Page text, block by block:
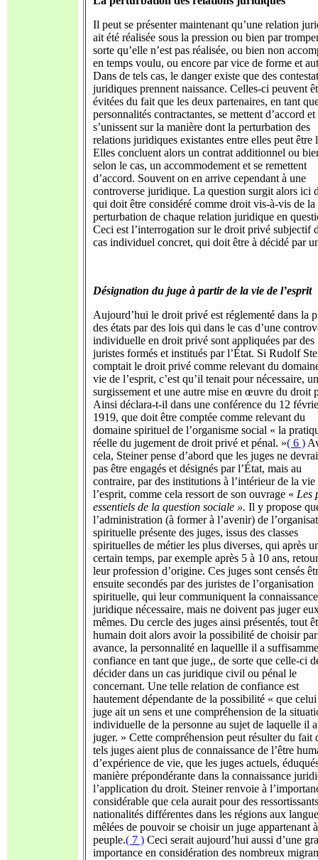
Il peut se présenter maintenant qu’une relation
ait été réalisée sous la pression ou bien par
sorte qu’elle n’est pas réalisée, ou bien non
en temps voulu, ou encore par vice de forme et
Dans de tels cas, le danger existe que des
juridiques prennent naissance. Celles-ci peuvent
évitées du fait que les deux partenaires, en tant
personnalités contractantes, se mettent d’accord et
s’unissent sur la manière dont la perturbation des
relations juridiques existantes entre elles peut être
Elles concluent alors un contrat additionnel ou
selon le cas, un accommodement et se remettent
d’accord. Souvent on en arrive cependant à une
controverse juridique. La question surgit alors ici
qui doit être considéré comme droit vis-à-vis de la
perturbation de chaque relation juridique en
Ceci est l’interrogation sur le droit privé subjectif
cas individuel concret, qui doit être à décidé par
Désignation du juge à partir de la vie de l’esprit
Aujourd’hui le droit privé est réglementé dans la
des états par des lois qui dans le cas d’une
individuelle en droit privé sont appliquées par des
juristes formés et institués par l’État. Si Rudolf
comptait le droit privé comme relevant du
vie de l’esprit, c’est qu’il tenait pour nécessaire,
surgissement et une autre mise en œuvre du droit
Ainsi déclara-t-il dans une conférence du 12
1919, que doit être comptée comme relevant du
domaine spirituel de l’organisme social « la
réelle du jugement de droit privé et pénal. »( 6 )
cela, Steiner pense d’abord que les juges ne
pas être engagés et désignés par l’État, mais au
contraire, par des institutions à l’intérieur de la vie
l’esprit, comme cela ressort de son ouvrage « Les
essentiels de la question sociale ». Il y propose
l’administration (à former à l’avenir) de
spirituelle présente des juges, issus des classes
spirituelles de métier les plus diverses, qui après
certain temps, par exemple après 5 à 10 ans,
leur profession d’origine. Ces juges sont censés
ensuite secondés par des juristes de l’organisation
spirituelle, qui leur communiquent la connaissance
juridique nécessaire, mais ne doivent pas juger
mêmes. Du cercle des juges ainsi présentés, tout
humain doit alors avoir la possibilité de choisir par
avance, la personnalité en laquellle il a
confiance en tant que juge,, de sorte que celle-ci
décider dans un cas juridique civil ou pénal le
concernant. Une telle relation de confiance est
hautement dépendante de la possibilité « que
juge ait un sens et une compréhension de la
individuelle de la personne au sujet de laquelle il
juger. » Cette compréhension peut résulter du fait
tels juges aient plus de connaissance de l’être
d’expérience de vie, que les juges actuels,
manière prépondérante dans la connaissance
l’application du droit. Steiner renvoie à
considérable que cela aurait pour des
nationalités différentes dans les régions aux
mêlées de pouvoir se choisir un juge appartenant
peuple.( 7 ) Ceci serait aujourd’hui aussi d’une
importance en considération des nombreux